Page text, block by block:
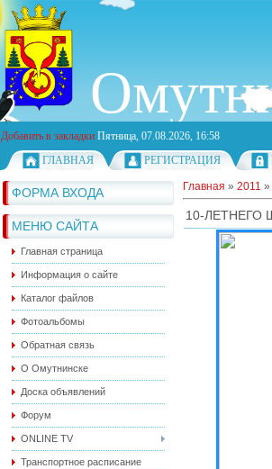
Добавить в закладки Пятница, 07.08.2026, 16:58
ГЛАВНАЯ
РЕГИСТРАЦИЯ
ФОРМА ВХОДА
МЕНЮ САЙТА
Главная страница
Информация о сайте
Каталог файлов
Фотоальбомы
Обратная связь
О Омутнинске
Доска объявлений
Форум
ONLINE TV
Транспортное расписание
Главная » 2011 »
10-ЛЕТНЕГО